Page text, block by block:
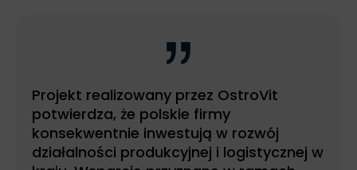
Projekt realizowany przez OstroVit
potwierdza, że polskie firmy
konsekwentnie inwestują w rozwój
działalności produkcyjnej i logistycznej w